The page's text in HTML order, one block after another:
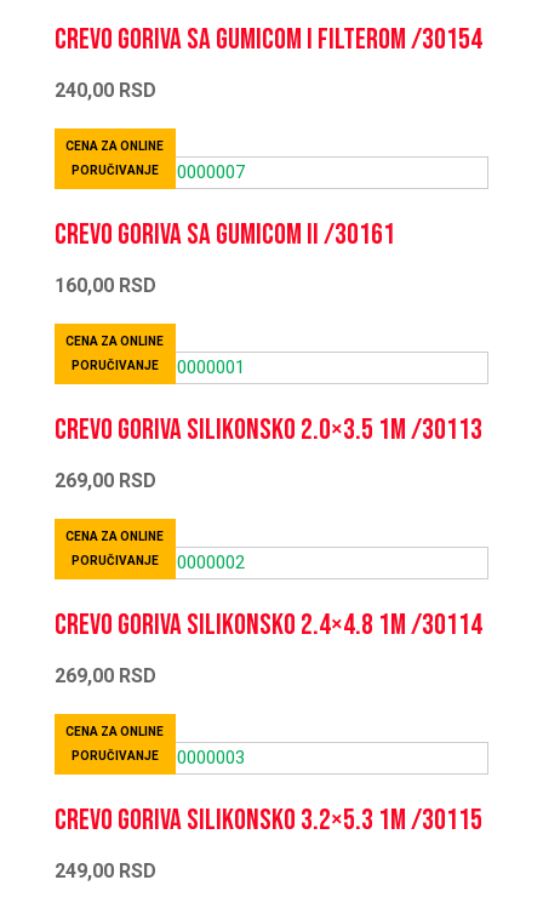
Crevo goriva sa gumicom i filterom /30154
240,00 RSD
CENA ZA ONLINE
PORUČIVANJE
Crevo goriva sa gumicom II /30161
160,00 RSD
CENA ZA ONLINE
PORUČIVANJE
Crevo goriva silikonsko 2.0×3.5 1m /30113
269,00 RSD
CENA ZA ONLINE
PORUČIVANJE
Crevo goriva silikonsko 2.4×4.8 1m /30114
269,00 RSD
CENA ZA ONLINE
PORUČIVANJE
Crevo goriva silikonsko 3.2×5.3 1m /30115
249,00 RSD